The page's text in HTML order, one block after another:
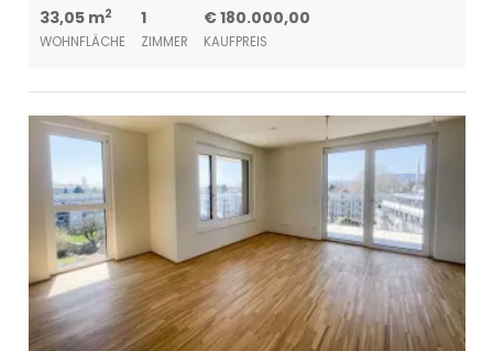
33,05 m2
WOHNFLÄCHE
1
ZIMMER
€ 180.000,00
KAUFPREIS